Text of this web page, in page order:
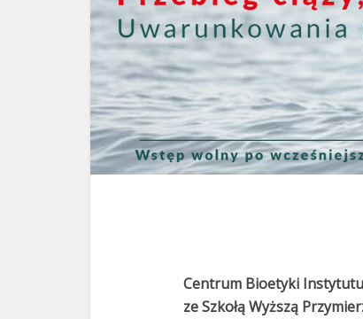
Centrum Bioetyki
ze Szkołą Wyższą